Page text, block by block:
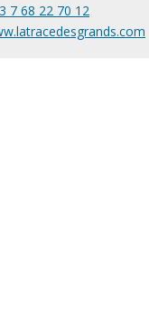
7 68 22 70 12